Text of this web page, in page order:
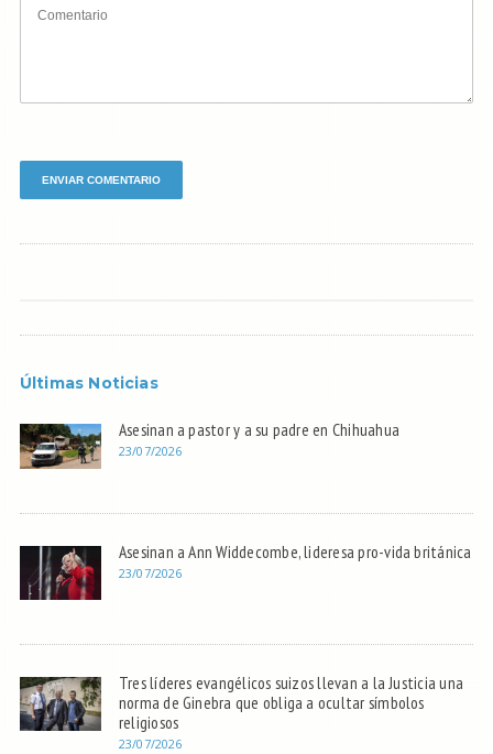
Últimas Noticias
Asesinan a pastor y a su padre en Chihuahua
23/07/2026
Asesinan a Ann Widdecombe, lideresa pro-vida británica
23/07/2026
Tres líderes evangélicos suizos llevan a la Justicia una
norma de Ginebra que obliga a ocultar símbolos
religiosos
23/07/2026